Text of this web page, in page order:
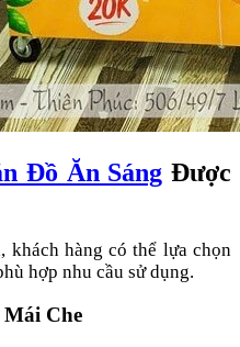
Đồ Ăn Sáng Được
khách hàng có thể lựa chọn
hợp nhu cầu sử dụng.
Che